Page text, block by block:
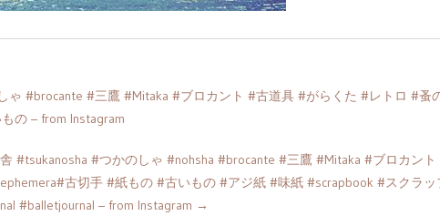
ゃ #brocante #三鷹 #Mitaka #ブロカント #古道具 #がらくた #レトロ #蚤
の – from Instagram
#tsukanosha #つかのしゃ #nohsha #brocante #三鷹 #Mitaka #ブロカン
古切手 #紙もの #古いもの #アジ紙 #味紙 #scrapbook #スクラッ
#balletjournal – from Instagram →